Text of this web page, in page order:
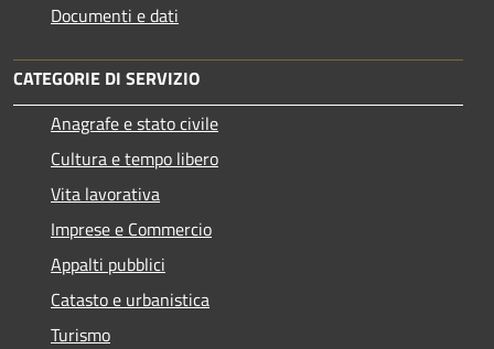
Documenti e dati
CATEGORIE DI SERVIZIO
Anagrafe e stato civile
Cultura e tempo libero
Vita lavorativa
Imprese e Commercio
Appalti pubblici
Catasto e urbanistica
Turismo